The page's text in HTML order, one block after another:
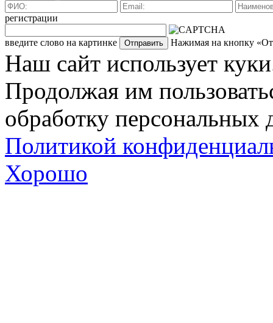
регистрации
введите слово на картинке Нажимая на кнопку
Наш сайт использует
Продолжая им
обработку персональных
Политикой
Хорошо